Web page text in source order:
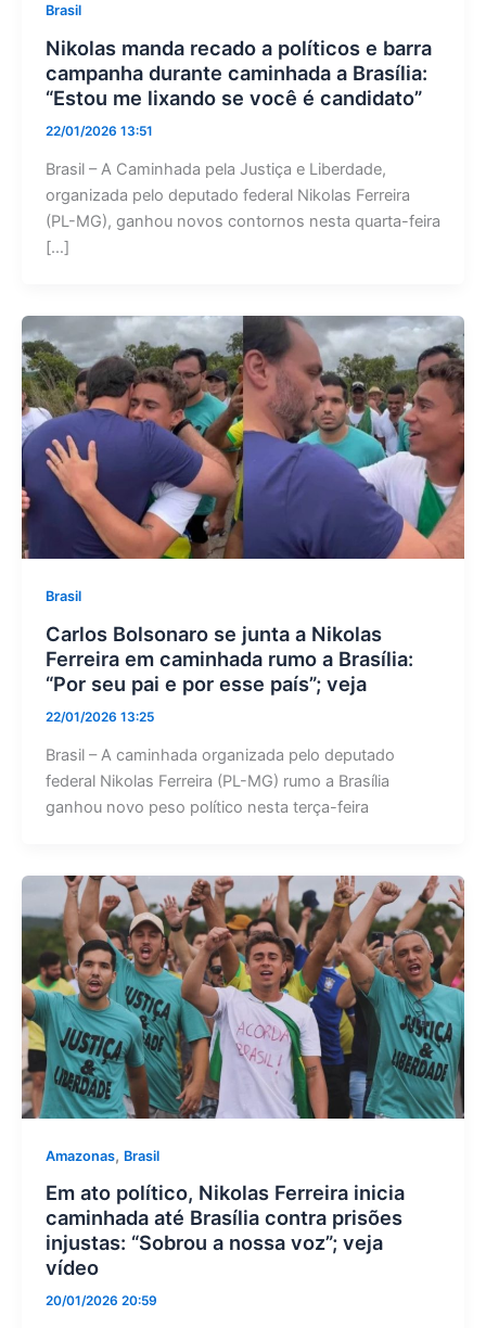
Brasil
Nikolas manda recado a políticos e barra
campanha durante caminhada a Brasília:
“Estou me lixando se você é candidato”
22/01/2026 13:51
Brasil – A Caminhada pela Justiça e Liberdade,
organizada pelo deputado federal Nikolas Ferreira
(PL-MG), ganhou novos contornos nesta quarta-feira
[…]
Brasil
Carlos Bolsonaro se junta a Nikolas
Ferreira em caminhada rumo a Brasília:
“Por seu pai e por esse país”; veja
22/01/2026 13:25
Brasil – A caminhada organizada pelo deputado
federal Nikolas Ferreira (PL-MG) rumo a Brasília
ganhou novo peso político nesta terça-feira
Amazonas, Brasil
Em ato político, Nikolas Ferreira inicia
caminhada até Brasília contra prisões
injustas: “Sobrou a nossa voz”; veja
vídeo
20/01/2026 20:59